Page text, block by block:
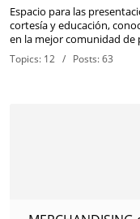
Espacio para las
cortesía y educación,
en la mejor comunidad de
Topics: 12 / Posts: 63